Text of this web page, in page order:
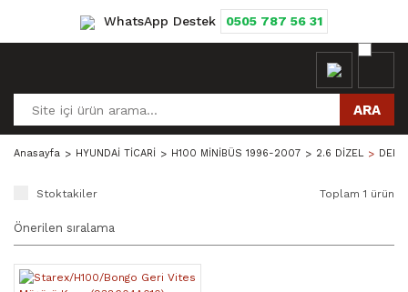
WhatsApp Destek 0505 787 56 31
ARA
Anasayfa HYUNDAİ TİCARİ H100 MİNİBÜS 1996-2007 2.6 DİZEL
Stoktakiler Toplam 1 ürün